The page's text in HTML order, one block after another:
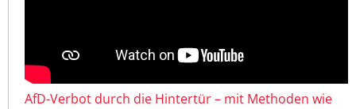
AfD-Verbot durch die Hintertür – mit Methoden wie